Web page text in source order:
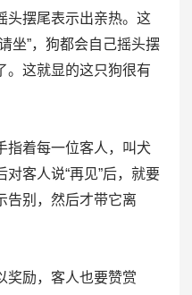
摆尾表示出亲热。这
坐”，狗都会自己摇头摆
。这就显的这只狗很有
着每一位客人，叫犬
客人说“再见”后，就要
告别，然后才带它离
励，客人也要赞赏